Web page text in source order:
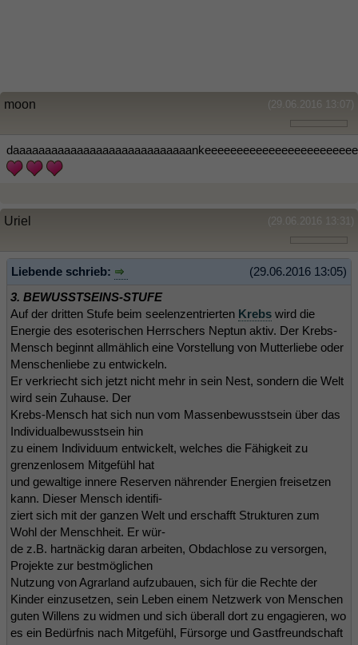
(29.06.2016 13:07)
moon
(29.06.2016 13:31)
Uriel
(29.06.2016 13:05)
Liebende schrieb:
3. BEWUSSTSEINS-STUFE
Auf der dritten Stufe beim seelenzentrierten Krebs wird die
Energie des esoterischen Herrschers Neptun aktiv. Der Krebs-
Mensch beginnt allmählich eine Vorstellung von Mutterliebe oder
Menschenliebe zu entwickeln.
Er verkriecht sich jetzt nicht mehr in sein Nest, sondern die Welt
wird sein Zuhause. Der
Krebs-Mensch hat sich nun vom Massenbewusstsein über das
Individualbewusstsein hin
zu einem Individuum entwickelt, welches die Fähigkeit zu
grenzenlosem Mitgefühl hat
und gewaltige innere Reserven nährender Energien freisetzen
kann. Dieser Mensch identifi-
ziert sich mit der ganzen Welt und erschafft Strukturen zum
Wohl der Menschheit. Er wür-
de z.B. hartnäckig daran arbeiten, Obdachlose zu versorgen,
Projekte zur bestmöglichen
Nutzung von Agrarland aufzubauen, sich für die Rechte der
Kinder einzusetzen, sein Leben einem Netzwerk von Menschen
guten Willens zu widmen und sich überall dort zu engagieren, wo
es ein Bedürfnis nach Mitgefühl, Fürsorge und Gastfreundschaft